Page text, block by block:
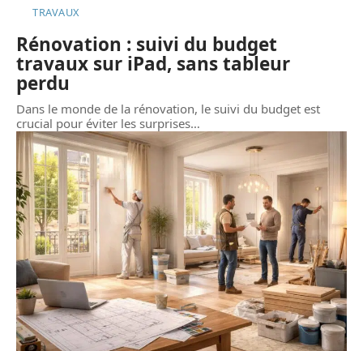
TRAVAUX
Rénovation : suivi du budget
travaux sur iPad, sans tableur
perdu
Dans le monde de la rénovation, le suivi du budget est
crucial pour éviter les surprises…